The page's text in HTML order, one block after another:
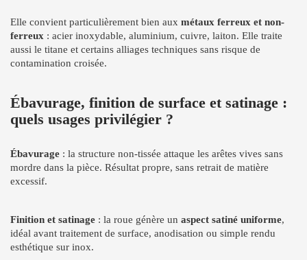
Elle convient particulièrement bien aux métaux ferreux et non-
ferreux : acier inoxydable, aluminium, cuivre, laiton. Elle traite
aussi le titane et certains alliages techniques sans risque de
contamination croisée.
Ébavurage, finition de surface et satinage :
quels usages privilégier ?
Ébavurage : la structure non-tissée attaque les arêtes vives sans
mordre dans la pièce. Résultat propre, sans retrait de matière
excessif.
Finition et satinage : la roue génère un aspect satiné uniforme,
idéal avant traitement de surface, anodisation ou simple rendu
esthétique sur inox.